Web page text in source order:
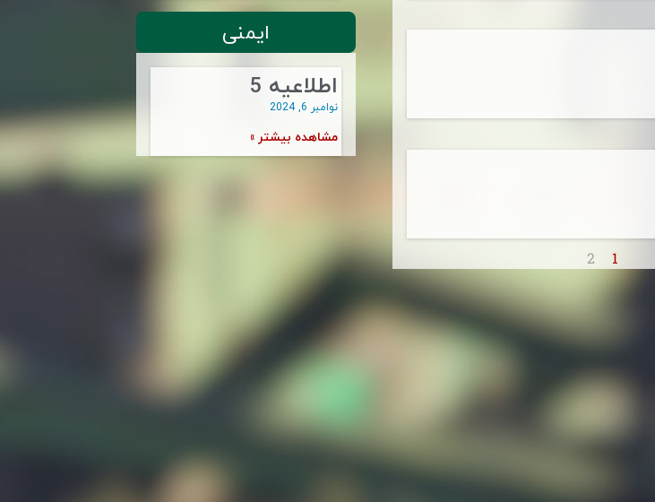
1
2
ایمنی
اطلاعیه 5
نوامبر 6, 2024
مشاهده بیشتر »